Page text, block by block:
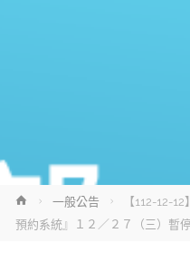
Home一般公告
【112-12-
預約系統』１２／２７（三）暫